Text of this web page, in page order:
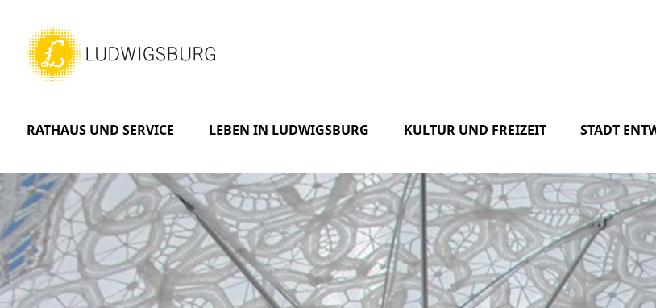
RATHAUS UND SERVICE LEBEN IN LUDWIGSBURG KULTUR UND FREIZEIT STADT